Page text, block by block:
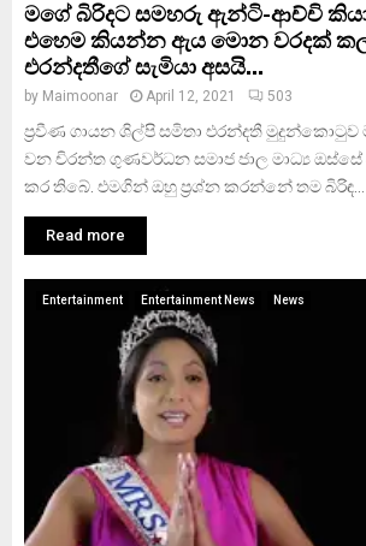
මගේ බිරිදට සමහරු ඇන්ටි-ආච්චි
එහෙම කියන්න ඇය මොන වරදක්
එරන්දතීගේ සැමියා අසයි…
by Maimoonar April 12, 2021 503
ප්‍රවීණ ගායන ශිල්පි සමිතා එරන්දතී මුදුන්කොටුව
වන චිරන්ත ගුණවර්ධන සමාජ ජාල මාධ්‍ය
කර තිබේ. එමගින් ඔහු ප්‍රශ්න කරන්නේ තම බිරිඳ...
Read more
Entertainment Entertainment News News